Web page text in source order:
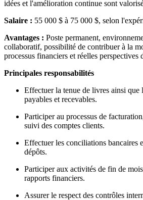
idées et l'amélioration continue sont
Salaire : 55 000 $ à 75 000 $, selon
Avantages : Poste permanent,
collaboratif, possibilité de contribuer à la
processus financiers et réelles perspectives
Principales responsabilités
Effectuer la tenue de livres ainsi que
payables et recevables.
Participer au processus de
suivi des comptes clients.
Effectuer les conciliations bancaires
dépôts.
Participer aux activités de fin de
rapports financiers.
Assurer le respect des contrôles